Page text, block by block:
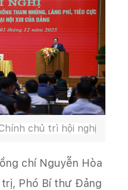
chủ trì hội nghị
chí Nguyễn Hòa
trị, Phó Bí thư Đảng